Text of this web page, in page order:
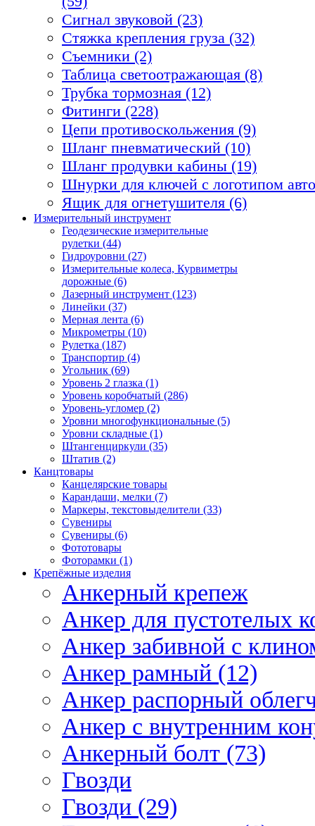
Сигнал звуковой (23)
Стяжка крепления груза (32)
Съемники (2)
Таблица светоотражающая (8)
Трубка тормозная (12)
Фитинги (228)
Цепи противоскольжения (9)
Шланг пневматический (10)
Шланг продувки кабины (19)
Шнурки для ключей с логотипом
Ящик для огнетушителя (6)
Измерительный инструмент
Геодезические измерительные
рулетки (44)
Гидроуровни (27)
Измерительные колеса, Курвиметры
дорожные (6)
Лазерный инструмент (123)
Линейки (37)
Мерная лента (6)
Микрометры (10)
Рулетка (187)
Транспортир (4)
Угольник (69)
Уровень 2 глазка (1)
Уровень коробчатый (286)
Уровень-угломер (2)
Уровни многофункциональные (5)
Уровни складные (1)
Штангенциркули (35)
Штатив (2)
Канцтовары
Канцелярские товары
Карандаши, мелки (7)
Маркеры, текстовыделители (33)
Сувениры
Сувениры (6)
Фототовары
Фоторамки (1)
Крепёжные изделия
Анкерный крепеж
Анкер для пустотелых
Анкер забивной с
Анкер рамный (12)
Анкер распорный
Анкер с внутренним
Анкерный болт (73)
Гвозди
Гвозди (29)